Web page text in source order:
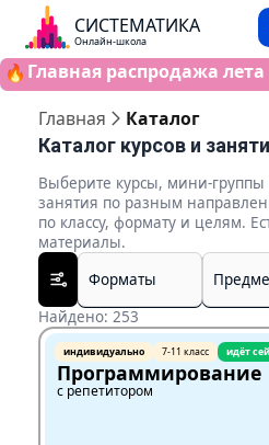
СИСТЕМАТИКА
Онлайн-школа
🔥 Главная распродажа лета
Главная Каталог
Каталог курсов и
Выберите курсы, мини-
занятия по разным
по классу, формату и целям.
материалы.
Найдено: 253
индивидуально 7-11 класс идёт
Программирование
с репетитором